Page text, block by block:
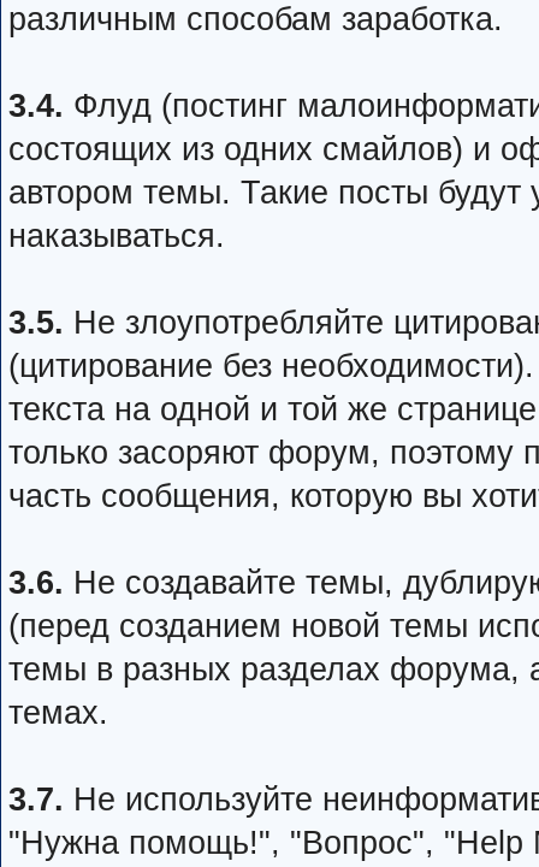
различным способам заработка.
3.4. Флуд (постинг
состоящих из одних смайлов) и
автором темы. Такие посты будут
наказываться.
3.5. Не злоупотребляйте
(цитирование без
текста на одной и той же
только засоряют форум, поэтому
часть сообщения, которую вы
3.6. Не создавайте темы,
(перед созданием новой темы
темы в разных разделах форума,
темах.
3.7. Не используйте
"Нужна помощь!", "Вопрос",